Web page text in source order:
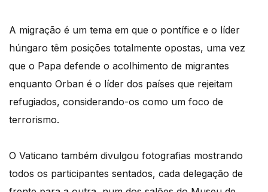
A migração é um tema em que o pontífice e o líder
húngaro têm posições totalmente opostas, uma vez
que o Papa defende o acolhimento de migrantes
enquanto Orban é o líder dos países que rejeitam
refugiados, considerando-os como um foco de
terrorismo.
O Vaticano também divulgou fotografias mostrando
todos os participantes sentados, cada delegação de